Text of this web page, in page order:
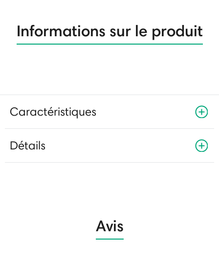
Informations sur le produit
Caractéristiques
Détails
Avis